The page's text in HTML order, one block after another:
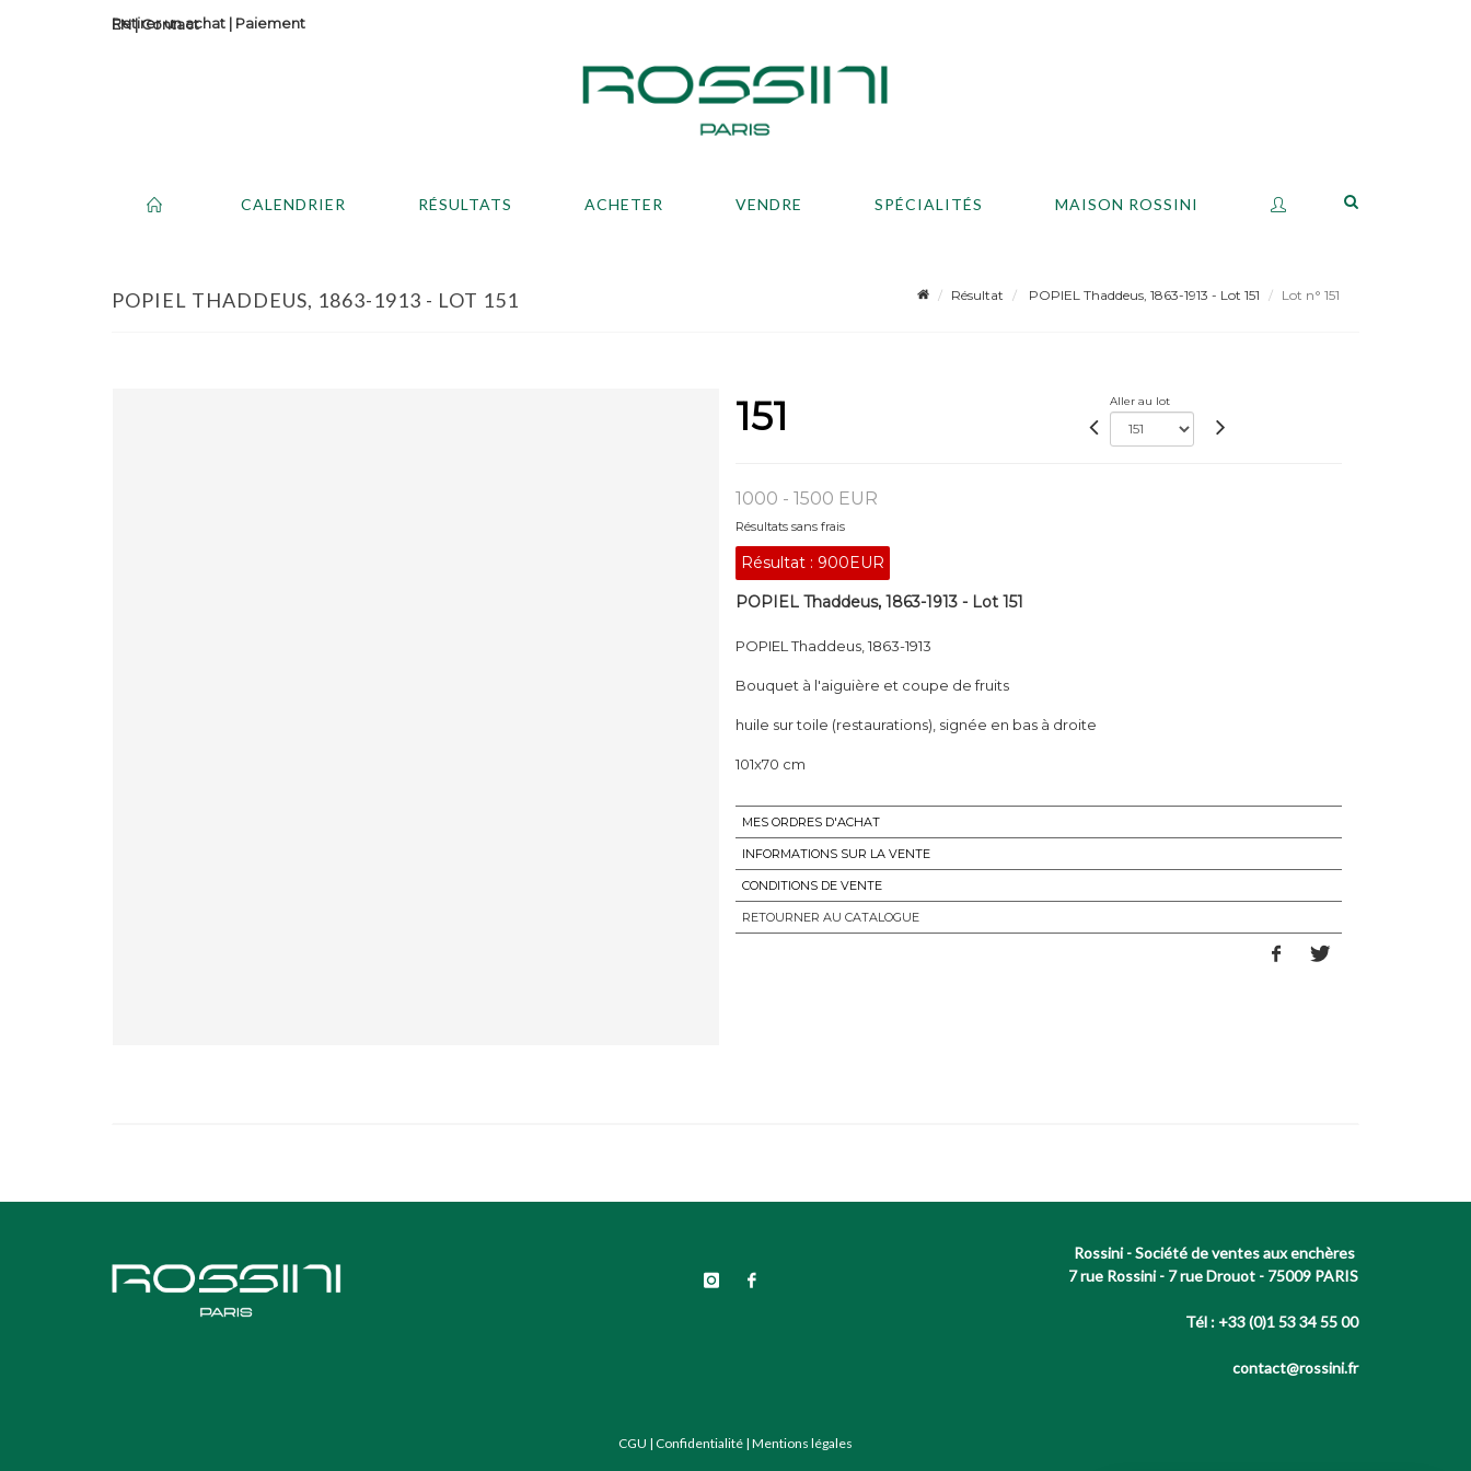
Contact
Retirer un achat | Paiement
CALENDRIER RÉSULTATS ACHETER VENDRE SPÉCIALITÉS MAISON ROSSINI
POPIEL THADDEUS, 1863-1913 - LOT 151 Résultat POPIEL Thaddeus, 1863-1913 - Lot 151 Lot n° 151
151 Aller au lot
1000 - 1500 EUR
Résultats sans frais
Résultat : 900EUR
POPIEL Thaddeus, 1863-1913 - Lot 151
POPIEL Thaddeus, 1863-1913
Bouquet à l'aiguière et coupe de fruits
huile sur toile (restaurations), signée en bas à droite
101x70 cm
MES ORDRES D'ACHAT
INFORMATIONS SUR LA VENTE
CONDITIONS DE VENTE
RETOURNER AU CATALOGUE
Rossini - Société de ventes aux enchères
7 rue Rossini - 7 rue Drouot - 75009 PARIS
Tél : +33 (0)1 53 34 55 00
contact@rossini.fr
CGU | Confidentialité | Mentions légales